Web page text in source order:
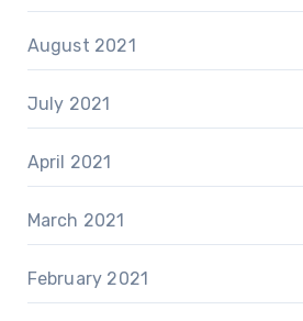
August 2021
July 2021
April 2021
March 2021
February 2021